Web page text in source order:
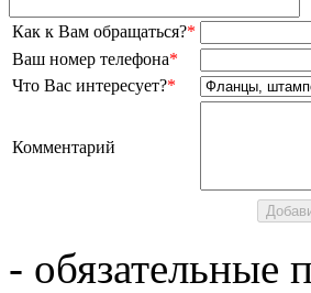
Как к Вам обращаться?*
Ваш номер телефона*
Что Вас интересует?*
Комментарий
- обязательные